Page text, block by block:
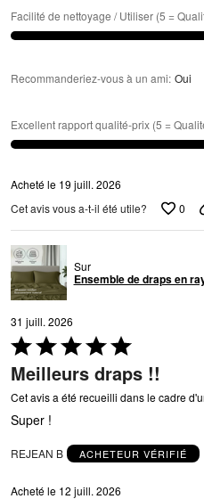
Facilité de nettoyage / Utiliser (5 =
Recommanderiez-vous à un ami: Oui
Excellent rapport qualité-prix (5 =
Acheté le 19 juill. 2026
Cet avis vous a-t-il été utile?
0
Sur
Ensemble de draps en
31 juill. 2026
Coté
5 sur
5
Meilleurs draps !!
Cet avis a été recueilli dans le cadre
Super !
REJEAN B ACHETEUR VÉRIFIÉ
Acheté le 12 juill. 2026